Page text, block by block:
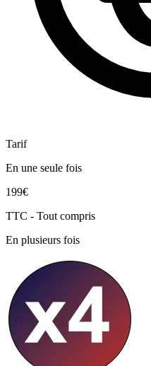
Tarif
En une seule fois
199€
TTC - Tout compris
En plusieurs fois